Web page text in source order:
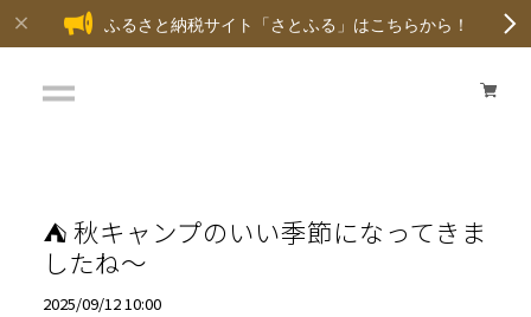
ふるさと納税サイト「さとふる」はこちらから！
⛺ 秋キャンプのいい季節になってきま
したね～
2025/09/12 10:00